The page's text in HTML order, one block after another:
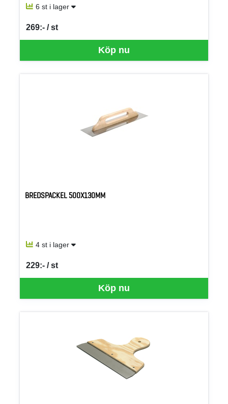
6 st i lager
Köp nu
269:- / st
SEK per ST
BREDSPACKEL 500X130MM
4 st i lager
Köp nu
229:- / st
SEK per ST